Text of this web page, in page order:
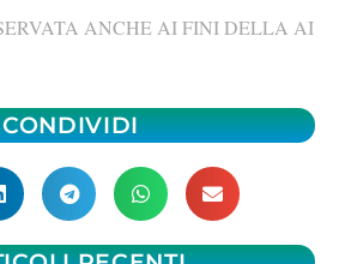
ANCHE AI FINI DELLA AI
CONDIVIDI